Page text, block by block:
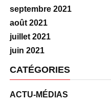
septembre 2021
août 2021
juillet 2021
juin 2021
CATÉGORIES
ACTU-MÉDIAS